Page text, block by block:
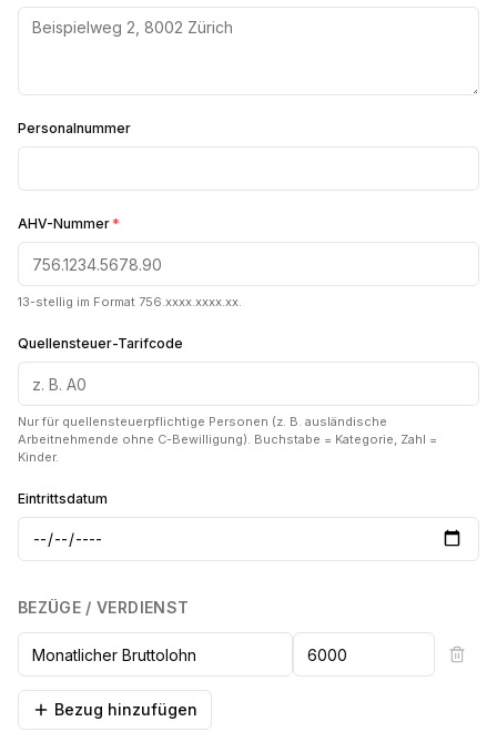
Personalnummer
AHV-Nummer *
13-stellig im Format 756.xxxx.xxxx.xx.
Quellensteuer-Tarifcode
Nur für quellensteuerpflichtige Personen (z. B. ausländische
Arbeitnehmende ohne C-Bewilligung). Buchstabe = Kategorie, Zahl =
Kinder.
Eintrittsdatum
BEZÜGE / VERDIENST
Bezug hinzufügen